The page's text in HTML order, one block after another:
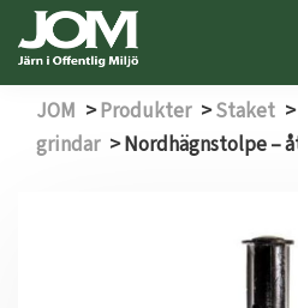
JOM >Produkter >Staket >
grindar >Nordhägnstolpe –